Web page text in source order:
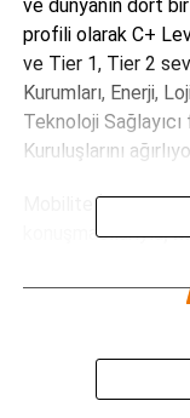
ve dünyanın dört
profili olarak C+
ve Tier 1, Tier 2
Kurumları, Enerji,
Teknoloji
Kuruluşlarını
Mobilite İnovasyon
konuşmacılarıyla,
Akıllı Üretimgibi
düzey katılımcı,
networking ortamı